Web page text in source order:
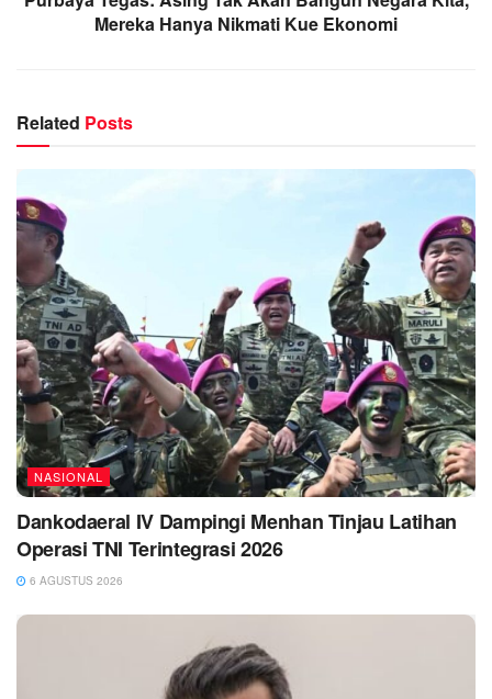
Mereka Hanya Nikmati Kue Ekonomi
Related Posts
NASIONAL
Dankodaeral IV Dampingi Menhan Tinjau Latihan
Operasi TNI Terintegrasi 2026
6 AGUSTUS 2026